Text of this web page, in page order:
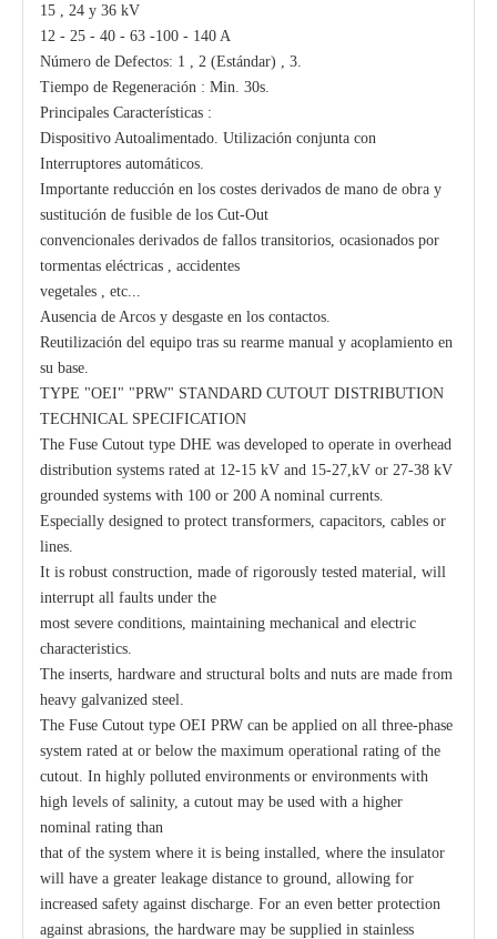
15 , 24 y 36 kV
12 - 25 - 40 - 63 -100 - 140 A
Número de Defectos: 1 , 2 (Estándar) , 3.
Tiempo de Regeneración : Min. 30s.
Principales Características :
Dispositivo Autoalimentado. Utilización conjunta con
Interruptores automáticos.
Importante reducción en los costes derivados de mano de obra y
sustitución de fusible de los Cut-Out
convencionales derivados de fallos transitorios, ocasionados por
tormentas eléctricas , accidentes
vegetales , etc...
Ausencia de Arcos y desgaste en los contactos.
Reutilización del equipo tras su rearme manual y acoplamiento en
su base.
TYPE "OEI" "PRW" STANDARD CUTOUT DISTRIBUTION
TECHNICAL SPECIFICATION
The Fuse Cutout type DHE was developed to operate in overhead
distribution systems rated at 12-15 kV and 15-27,kV or 27-38 kV
grounded systems with 100 or 200 A nominal currents.
Especially designed to protect transformers, capacitors, cables or
lines.
It is robust construction, made of rigorously tested material, will
interrupt all faults under the
most severe conditions, maintaining mechanical and electric
characteristics.
The inserts, hardware and structural bolts and nuts are made from
heavy galvanized steel.
The Fuse Cutout type OEI PRW can be applied on all three-phase
system rated at or below the maximum operational rating of the
cutout. In highly polluted environments or environments with
high levels of salinity, a cutout may be used with a higher
nominal rating than
that of the system where it is being installed, where the insulator
will have a greater leakage distance to ground, allowing for
increased safety against discharge. For an even better protection
against abrasions, the hardware may be supplied in stainless